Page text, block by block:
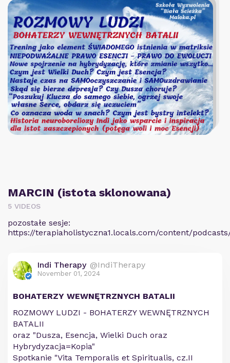
MARCIN (istota sklonowana)
5 VIDEOS
pozostałe sesje:
https://terapiaholistyczna1.locals.com/content/
Indi Therapy @IndiTherapy
November 01, 2024
BOHATERZY WEWNĘTRZNYCH BATALII
ROZMOWY LUDZI - BOHATERZY WEWNĘTRZNYCH
BATALII
oraz "Dusza, Esencja, Wielki Duch oraz
Hybrydyzacja=Kopia"
Spotkanie "Vita Temporalis et Spiritualis, cz.II